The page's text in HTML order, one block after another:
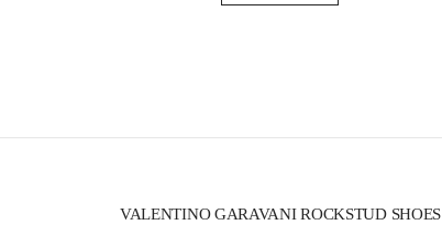
VALENTINO GARAVANI ROCKSTUD SHOES